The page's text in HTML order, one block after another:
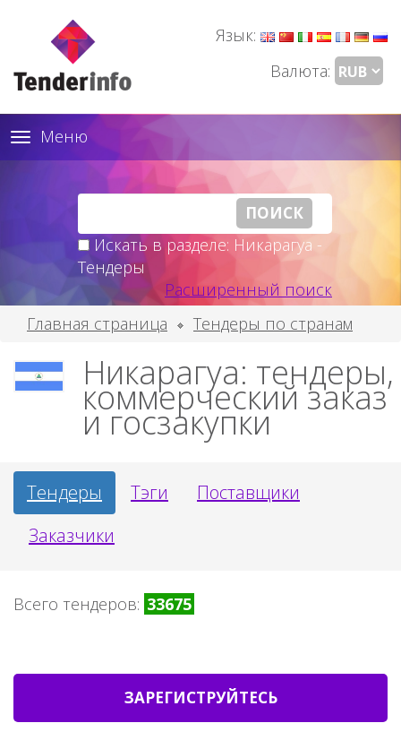
Язык:
Валюта:
Toggle
navigation
Меню
Искать в разделе: Никарагуа -
Тендеры
Расширенный поиск
Главная страница
Тендеры по странам
Никарагуа: тендеры,
коммерческий заказ
и госзакупки
Тендеры Тэги
Поставщики
Заказчики
Всего тендеров: 33675
ЗАРЕГИСТРУЙТЕСЬ